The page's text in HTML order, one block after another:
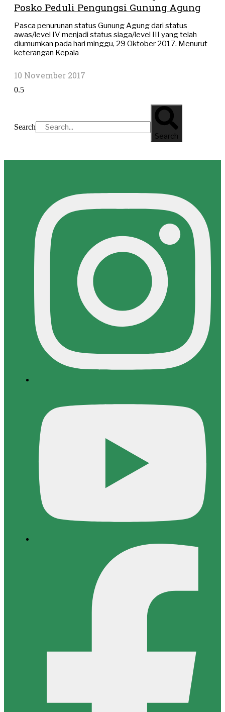
Posko Peduli Pengungsi Gunung Agung
Pasca penurunan status Gunung Agung dari status
awas/level IV menjadi status siaga/level III yang telah
diumumkan pada hari minggu, 29 Oktober 2017. Menurut
keterangan Kepala
10 November 2017
Search
Search